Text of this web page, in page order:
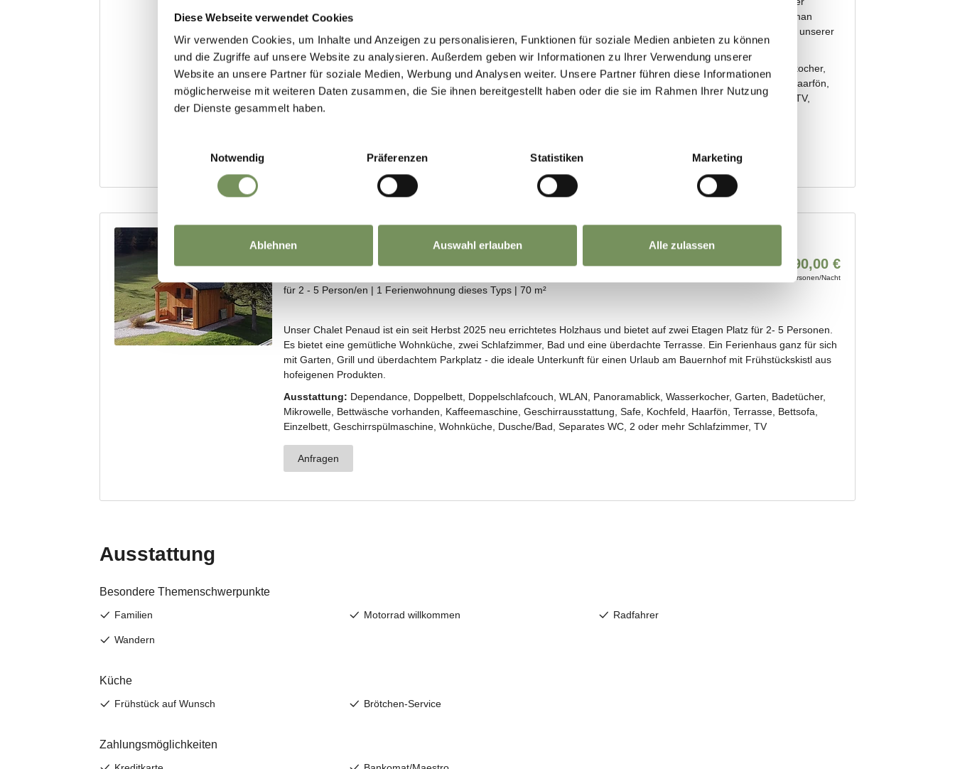
Diese Webseite verwendet Cookies
Wir verwenden Cookies, um Inhalte und Anzeigen zu personalisieren, Funktionen für soziale Medien anbieten zu können
und die Zugriffe auf unsere Website zu analysieren. Außerdem geben wir Informationen zu Ihrer Verwendung unserer
Website an unsere Partner für soziale Medien, Werbung und Analysen weiter. Unsere Partner führen diese Informationen
möglicherweise mit weiteren Daten zusammen, die Sie ihnen bereitgestellt haben oder die sie im Rahmen Ihrer Nutzung
der Dienste gesammelt haben.
Notwendig
Präferenzen Statistiken Marketing
Ablehnen Auswahl erlauben Alle zulassen